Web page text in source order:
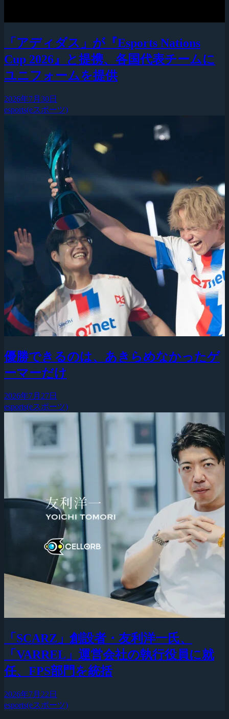
「アディダス」が『Esports Nations
Cup 2026』と提携、各国代表チームに
ユニフォームを提供
2026年7月30日
esports(eスポーツ)
優勝できるのは、あきらめなかったゲ
ーマーだけ
2026年7月27日
esports(eスポーツ)
「SCARZ」創設者・友利洋一氏、
「VARREL」運営会社の執行役員に就
任、FPS部門を統括
2026年7月22日
esports(eスポーツ)